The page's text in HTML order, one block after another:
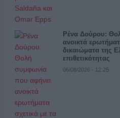
Ρένα Δούρου:
ανοικτά
δικαιώματα της
επιθετικότητας
06/08/2026 - 12:25